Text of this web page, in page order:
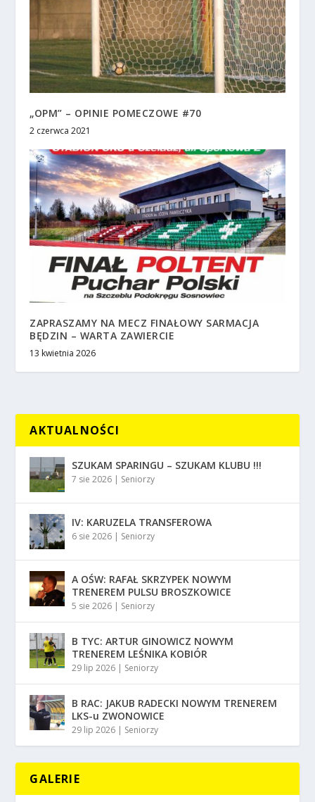
„OPM” – OPINIE POMECZOWE #70
2 czerwca 2021
ZAPRASZAMY NA MECZ FINAŁOWY SARMACJA
BĘDZIN – WARTA ZAWIERCIE
13 kwietnia 2026
AKTUALNOŚCI
SZUKAM SPARINGU – SZUKAM KLUBU !!!
7 sie 2026 | Seniorzy
IV: KARUZELA TRANSFEROWA
6 sie 2026 | Seniorzy
A OŚW: RAFAŁ SKRZYPEK NOWYM
TRENEREM PULSU BROSZKOWICE
5 sie 2026 | Seniorzy
B TYC: ARTUR GINOWICZ NOWYM
TRENEREM LEŚNIKA KOBIÓR
29 lip 2026 | Seniorzy
B RAC: JAKUB RADECKI NOWYM TRENEREM
LKS-u ZWONOWICE
29 lip 2026 | Seniorzy
GALERIE